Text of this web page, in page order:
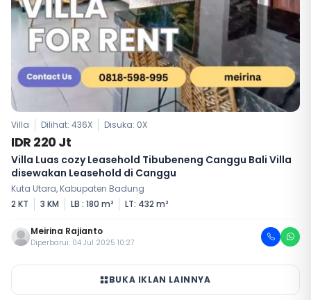
Villa Dilihat: 436X Disuka: 0X
IDR 220 Jt
Villa Luas cozy Leasehold Tibubeneng Canggu Bali Villa
disewakan Leasehold di Canggu
Kuta Utara, Kabupaten Badung
2 KT
3 KM LB : 180 m² LT: 432 m²
Meirina Rajianto
Diperbarui: 04 Jul 2025 10:27
BUKA IKLAN LAINNYA